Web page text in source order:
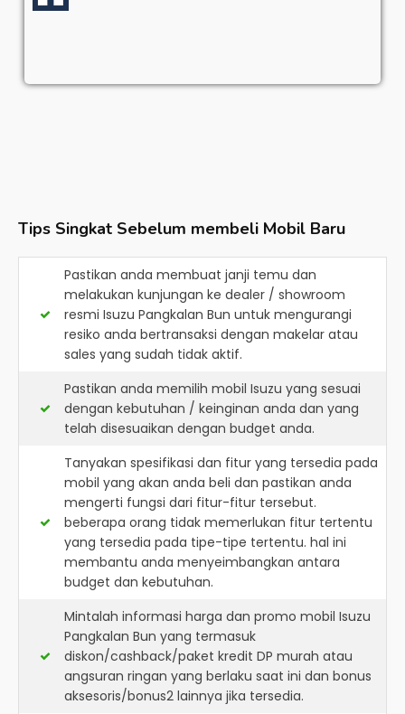
Tips Singkat Sebelum membeli Mobil Baru
Pastikan anda membuat janji temu dan
melakukan kunjungan ke dealer / showroom
resmi Isuzu Pangkalan Bun untuk mengurangi
resiko anda bertransaksi dengan makelar atau
sales yang sudah tidak aktif.
Pastikan anda memilih mobil Isuzu yang sesuai
dengan kebutuhan / keinginan anda dan yang
telah disesuaikan dengan budget anda.
Tanyakan spesifikasi dan fitur yang tersedia pada
mobil yang akan anda beli dan pastikan anda
mengerti fungsi dari fitur-fitur tersebut.
beberapa orang tidak memerlukan fitur tertentu
yang tersedia pada tipe-tipe tertentu. hal ini
membantu anda menyeimbangkan antara
budget dan kebutuhan.
Mintalah informasi harga dan promo mobil Isuzu
Pangkalan Bun yang termasuk
diskon/cashback/paket kredit DP murah atau
angsuran ringan yang berlaku saat ini dan bonus
aksesoris/bonus2 lainnya jika tersedia.